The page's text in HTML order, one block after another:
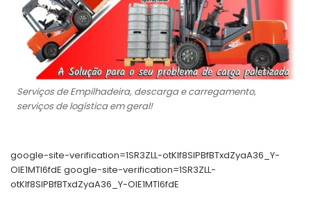
Serviços de Empilhadeira, descarga e carregamento,
serviços de logística em geral!
google-site-verification=1SR3ZLL-otKIf8SlPBfBTxdZyaA36_Y-
OIE1MTl6fdE google-site-verification=1SR3ZLL-
otKIf8SlPBfBTxdZyaA36_Y-OIE1MTl6fdE